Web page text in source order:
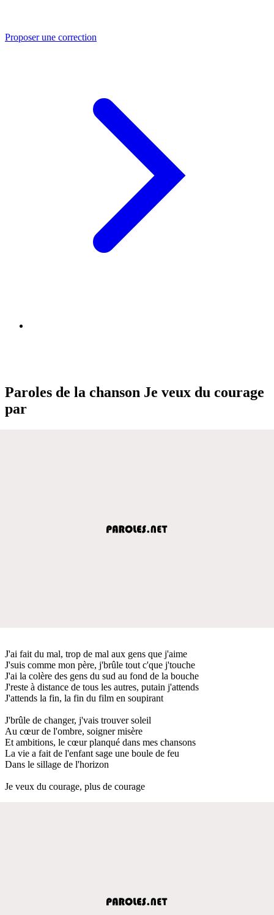
Proposer une correction
Paroles de la chanson Je veux du courage
par
J'ai fait du mal, trop de mal aux gens que j'aime
J'suis comme mon père, j'brûle tout c'que j'touche
J'ai la colère des gens du sud au fond de la bouche
J'reste à distance de tous les autres, putain j'attends
J'attends la fin, la fin du film en soupirant
J'brûle de changer, j'vais trouver soleil
Au cœur de l'ombre, soigner misère
Et ambitions, le cœur planqué dans mes chansons
La vie a fait de l'enfant sage une boule de feu
Dans le sillage de l'horizon
Je veux du courage, plus de courage